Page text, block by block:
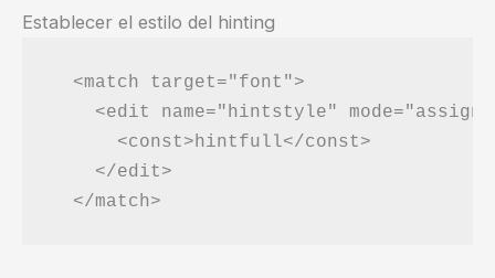
Establecer el estilo del hinting
  <match target="font">
<edit name="hintstyle"
      <const>hintfull</const>
    </edit>